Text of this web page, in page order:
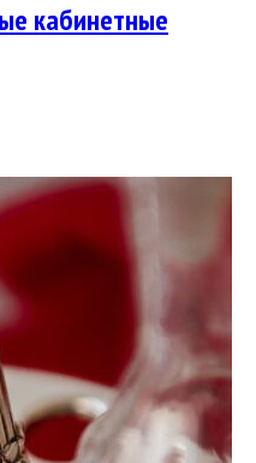
кабинетные